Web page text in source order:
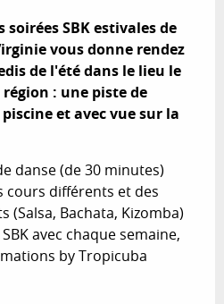
SBK estivales de
vous donne rendez
de l'été dans le lieu le
: une piste de
et avec vue sur la
danse (de 30 minutes)
cours différents et des
(Salsa, Bachata, Kizomba)
avec chaque semaine,
by Tropicuba